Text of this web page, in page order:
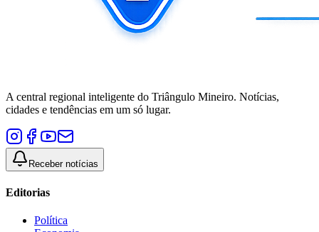
A central regional inteligente do Triângulo Mineiro. Notícias,
cidades e tendências em um só lugar.
Receber notícias
Editorias
Política